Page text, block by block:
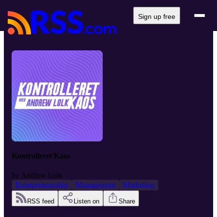
Sign up free
Kontrolleret Kaos
by Andrew Lolk
Entrepreneurship
Management Marketing
RSS feed Listen on Share